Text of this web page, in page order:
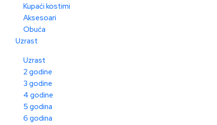
Kupaći kostimi
Aksesoari
Obuća
Uzrast
Uzrast
2 godine
3 godine
4 godine
5 godina
6 godina